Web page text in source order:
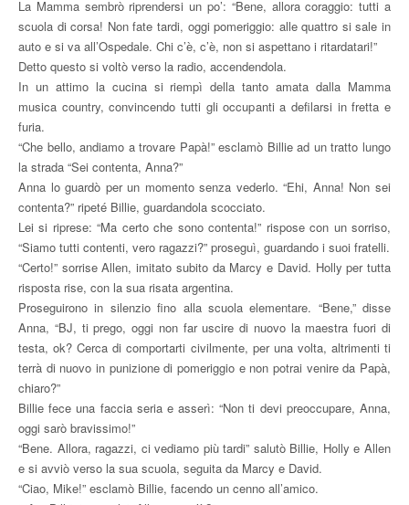
La Mamma sembrò riprendersi un po’: “Bene, allora coraggio: tutti a
scuola di corsa! Non fate tardi, oggi pomeriggio: alle quattro si sale in
auto e si va all’Ospedale. Chi c’è, c’è, non si aspettano i ritardatari!”
Detto questo si voltò verso la radio, accendendola.
In un attimo la cucina si riempì della tanto amata dalla Mamma
musica country, convincendo tutti gli occupanti a defilarsi in fretta e
furia.
“Che bello, andiamo a trovare Papà!” esclamò Billie ad un tratto lungo
la strada “Sei contenta, Anna?”
Anna lo guardò per un momento senza vederlo. “Ehi, Anna! Non sei
contenta?” ripeté Billie, guardandola scocciato.
Lei si riprese: “Ma certo che sono contenta!” rispose con un sorriso,
“Siamo tutti contenti, vero ragazzi?” proseguì, guardando i suoi fratelli.
“Certo!” sorrise Allen, imitato subito da Marcy e David. Holly per tutta
risposta rise, con la sua risata argentina.
Proseguirono in silenzio fino alla scuola elementare. “Bene,” disse
Anna, “BJ, ti prego, oggi non far uscire di nuovo la maestra fuori di
testa, ok? Cerca di comportarti civilmente, per una volta, altrimenti ti
terrà di nuovo in punizione di pomeriggio e non potrai venire da Papà,
chiaro?”
Billie fece una faccia seria e asserì: “Non ti devi preoccupare, Anna,
oggi sarò bravissimo!”
“Bene. Allora, ragazzi, ci vediamo più tardi” salutò Billie, Holly e Allen
e si avviò verso la sua scuola, seguita da Marcy e David.
“Ciao, Mike!” esclamò Billie, facendo un cenno all’amico.